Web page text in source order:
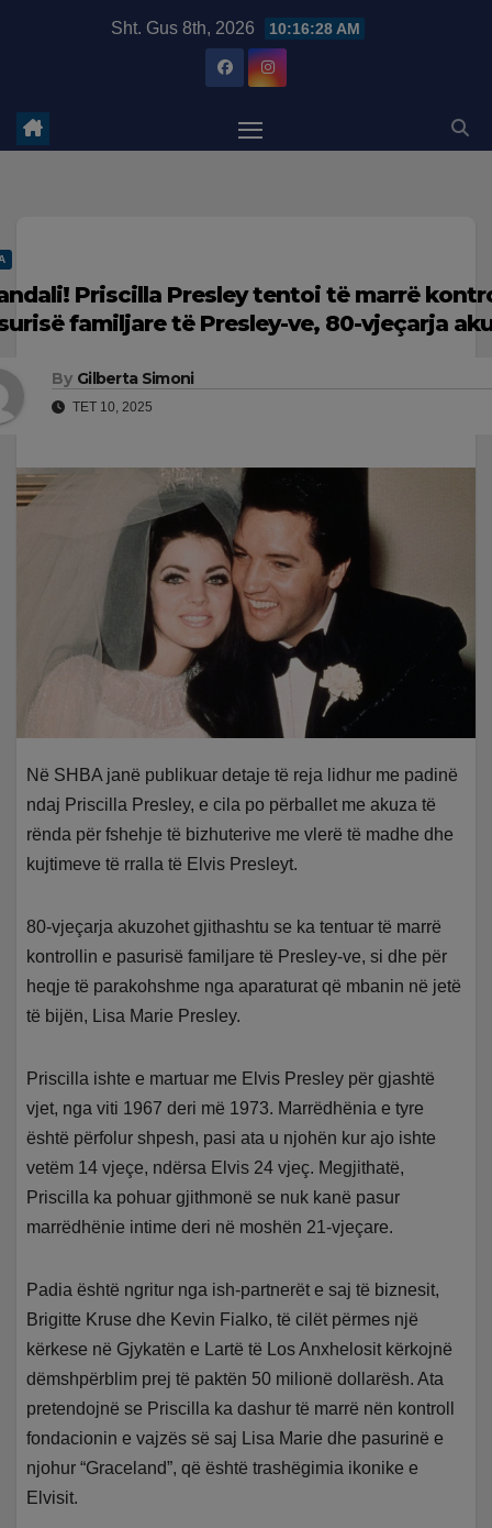
Sht. Gus 8th, 2026 10:16:29 AM
Priscilla Presley tentoi të marrë
familjare të Presley-ve, 80-vjeçarja
By Gilberta Simoni
TET 10, 2025
Në SHBA janë publikuar detaje të reja lidhur me padinë
ndaj Priscilla Presley, e cila po përballet me akuza të
rënda për fshehje të bizhuterive me vlerë të madhe dhe
kujtimeve të rralla të Elvis Presleyt.
80-vjeçarja akuzohet gjithashtu se ka tentuar të marrë
kontrollin e pasurisë familjare të Presley-ve, si dhe për
heqje të parakohshme nga aparaturat që mbanin në jetë
të bijën, Lisa Marie Presley.
Priscilla ishte e martuar me Elvis Presley për gjashtë
vjet, nga viti 1967 deri më 1973. Marrëdhënia e tyre
është përfolur shpesh, pasi ata u njohën kur ajo ishte
vetëm 14 vjeçe, ndërsa Elvis 24 vjeç. Megjithatë,
Priscilla ka pohuar gjithmonë se nuk kanë pasur
marrëdhënie intime deri në moshën 21-vjeçare.
Padia është ngritur nga ish-partnerët e saj të biznesit,
Brigitte Kruse dhe Kevin Fialko, të cilët përmes një
kërkese në Gjykatën e Lartë të Los Anxhelosit kërkojnë
dëmshpërblim prej të paktën 50 milionë dollarësh. Ata
pretendojnë se Priscilla ka dashur të marrë nën kontroll
fondacionin e vajzës së saj Lisa Marie dhe pasurinë e
njohur “Graceland”, që është trashëgimia ikonike e
Elvisit.